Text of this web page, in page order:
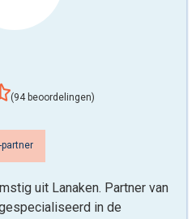
(94 beoordelingen)
partner
uit Lanaken. Partner van
in de